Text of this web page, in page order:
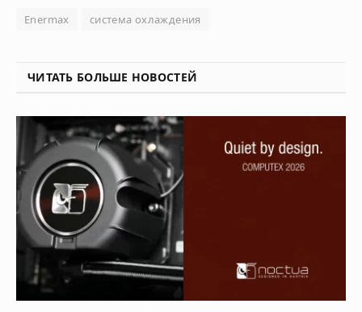
Enermax система охлаждения
ЧИТАТЬ БОЛЬШЕ НОВОСТЕЙ